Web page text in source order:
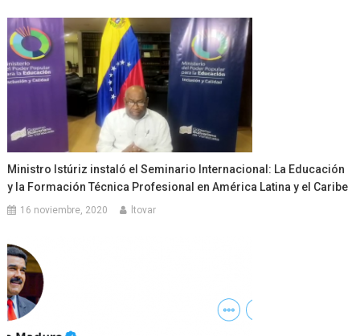
Ministro Istúriz instaló el Seminario Internacional: La Educación
y la Formación Técnica Profesional en América Latina y el Caribe
16 noviembre, 2020 ltovar